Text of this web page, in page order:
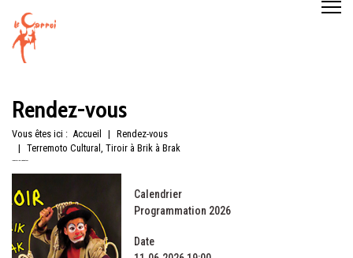
Rendez-vous
Vous êtes ici : Accueil
Rendez-vous
Terremoto Cultural, Tiroir à Brik à Brak
Calendrier
Programmation 2026
Date